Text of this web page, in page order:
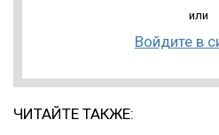
или
Войдите в
ЧИТАЙТЕ ТАКЖЕ: